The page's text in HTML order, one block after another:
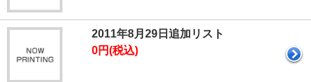
2011年8月29日追加リスト
0円(税込)